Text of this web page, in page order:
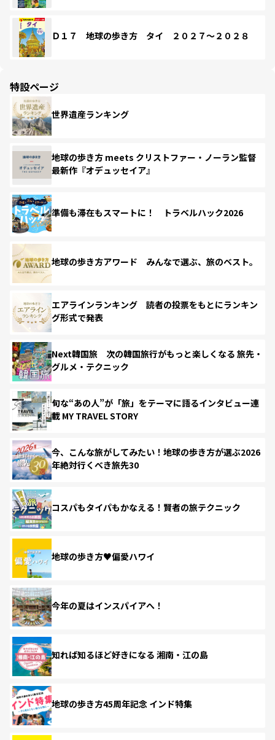
Ｄ１７ 地球の歩き方 タイ ２０２７～２０２８
特設ページ
世界遺産ランキング
地球の歩き方 meets クリストファー・ノーラン監督
最新作『オデュッセイア』
準備も滞在もスマートに！ トラベルハック2026
地球の歩き方アワード みんなで選ぶ、旅のベスト。
エアラインランキング 読者の投票をもとにランキン
グ形式で発表
Next韓国旅 次の韓国旅行がもっと楽しくなる 旅先・
グルメ・テクニック
旬な“あの人”が「旅」をテーマに語るインタビュー連
載 MY TRAVEL STORY
今、こんな旅がしてみたい！地球の歩き方が選ぶ2026
年絶対行くべき旅先30
コスパもタイパもかなえる！賢者の旅テクニック
地球の歩き方♥偏愛ハワイ
今年の夏はインスパイアへ！
知れば知るほど好きになる 湘南・江の島
地球の歩き方45周年記念 インド特集